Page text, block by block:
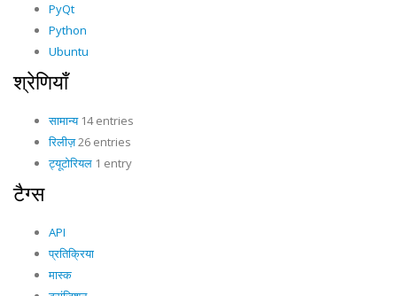
PyQt
Python
Ubuntu
श्रेणियाँ
सामान्य14 entries
रिलीज़26 entries
ट्यूटोरियल 1 entry
टैग्स
API
प्रतिक्रिया
मास्क